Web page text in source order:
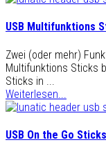
USB Multifunktions
Zwei (oder mehr)
Multifunktions Sticks
Sticks in ...
Weiterlesen...
USB On the Go Sticks